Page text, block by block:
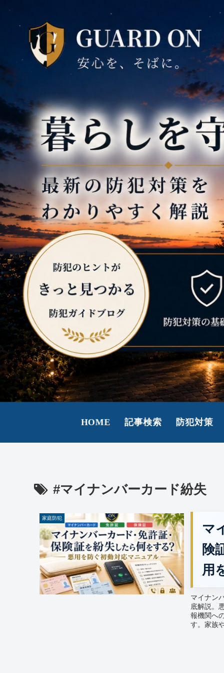
HOME 記事検索 防犯対策
#マイナンバーカード紛失
家庭防犯
マ
険
用
マイナン
底解説。
報機関へ
す。家族